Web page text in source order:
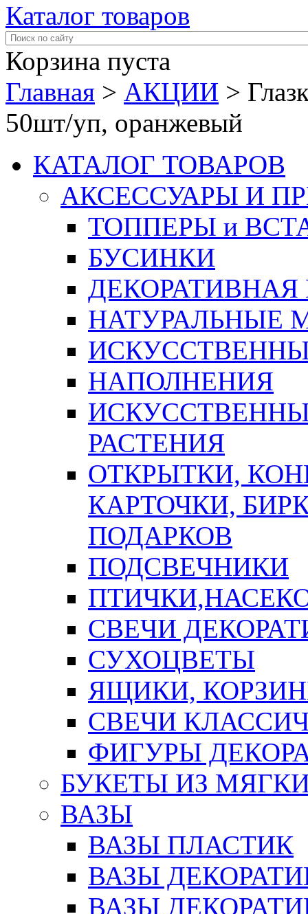
Каталог товаров
Корзина пуста
Главная > АКЦИИ >
50шт/уп, оранжевый
КАТАЛОГ ТОВАРОВ
АКСЕССУАРЫ И
ТОППЕРЫ и
БУСИНКИ
ДЕКОРАТИВНАЯ
НАТУРАЛЬНЫЕ
НАПОЛНЕНИЯ
РАСТЕНИЯ
ОТКРЫТКИ,
КАРТОЧКИ,
ПОДАРКОВ
ПОДСВЕЧНИКИ
СВЕЧИ
СУХОЦВЕТЫ
ЯЩИКИ,
СВЕЧИ
ФИГУРЫ
БУКЕТЫ ИЗ
ВАЗЫ
ВАЗЫ ПЛАСТИК
ВАЗЫ
ВАЗЫ